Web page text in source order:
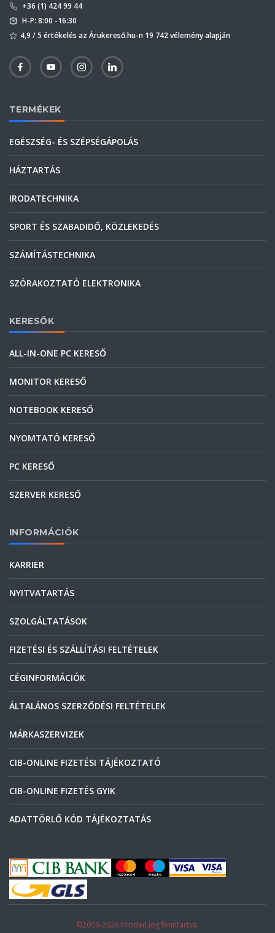
+36 (1) 424 99 44
H-P: 8:00 -16:30
4,9 / 5 értékelés az Árukereső.hu-n 19 742 vélemény alapján
TERMÉKEK
EGÉSZSÉG- ÉS SZÉPSÉGÁPOLÁS
HÁZTARTÁS
IRODATECHNIKA
SPORT ÉS SZABADIDŐ, KÖZLEKEDÉS
SZÁMÍTÁSTECHNIKA
SZÓRAKOZTATÓ ELEKTRONIKA
KERESŐK
ALL-IN-ONE PC KERESŐ
MONITOR KERESŐ
NOTEBOOK KERESŐ
NYOMTATÓ KERESŐ
PC KERESŐ
SZERVER KERESŐ
INFORMÁCIÓK
KARRIER
NYITVATARTÁS
SZOLGÁLTATÁSOK
FIZETÉSI ÉS SZÁLLÍTÁSI FELTÉTELEK
CÉGINFORMÁCIÓK
ÁLTALÁNOS SZERZŐDÉSI FELTÉTELEK
MÁRKASZERVIZEK
CIB-ONLINE FIZETÉSI TÁJÉKOZTATÓ
CIB-ONLINE FIZETÉS GYIK
ADATTÖRLŐ KÓD TÁJÉKOZTATÁS
©2006-2026 Minden jog fenntartva.